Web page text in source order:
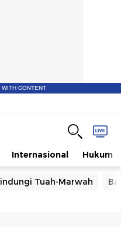
CONTENT
Internasional Hukum
Tuah-Marwah